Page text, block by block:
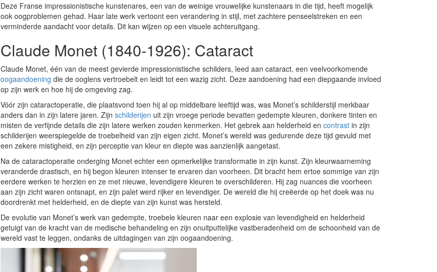
Deze Franse impressionistische kunstenares, een van de weinige vrouwelijke kunstenaars in die tijd, heeft mogelijk
ook oogproblemen gehad. Haar late werk vertoont een verandering in stijl, met zachtere penseelstreken en een
verminderde aandacht voor details. Dit kan wijzen op een visuele achteruitgang.
Claude Monet (1840-1926): Cataract
Claude Monet, één van de meest gevierde impressionistische schilders, leed aan cataract, een veelvoorkomende
oogaandoening die de ooglens vertroebelt en leidt tot een wazig zicht. Deze aandoening had een diepgaande invloed
op zijn werk en hoe hij de omgeving zag.
Vóór zijn cataractoperatie, die plaatsvond toen hij al op middelbare leeftijd was, was Monet’s schilderstijl merkbaar
anders dan in zijn latere jaren. Zijn schilderijen uit zijn vroege periode bevatten gedempte kleuren, donkere tinten en
misten de verfijnde details die zijn latere werken zouden kenmerken. Het gebrek aan helderheid en contrast in zijn
schilderijen weerspiegelde de troebelheid van zijn eigen zicht. Monet’s wereld was gedurende deze tijd gevuld met
een zekere mistigheid, en zijn perceptie van kleur en diepte was aanzienlijk aangetast.
Na de cataractoperatie onderging Monet echter een opmerkelijke transformatie in zijn kunst. Zijn kleurwaarneming
veranderde drastisch, en hij begon kleuren intenser te ervaren dan voorheen. Dit bracht hem ertoe sommige van zijn
eerdere werken te herzien en ze met nieuwe, levendigere kleuren te overschilderen. Hij zag nuances die voorheen
aan zijn zicht waren ontsnapt, en zijn palet werd rijker en levendiger. De wereld die hij creëerde op het doek was nu
doordrenkt met helderheid, en de diepte van zijn kunst was hersteld.
De evolutie van Monet’s werk van gedempte, troebele kleuren naar een explosie van levendigheid en helderheid
getuigt van de kracht van de medische behandeling en zijn onuitputtelijke vastberadenheid om de schoonheid van de
wereld vast te leggen, ondanks de uitdagingen van zijn oogaandoening.